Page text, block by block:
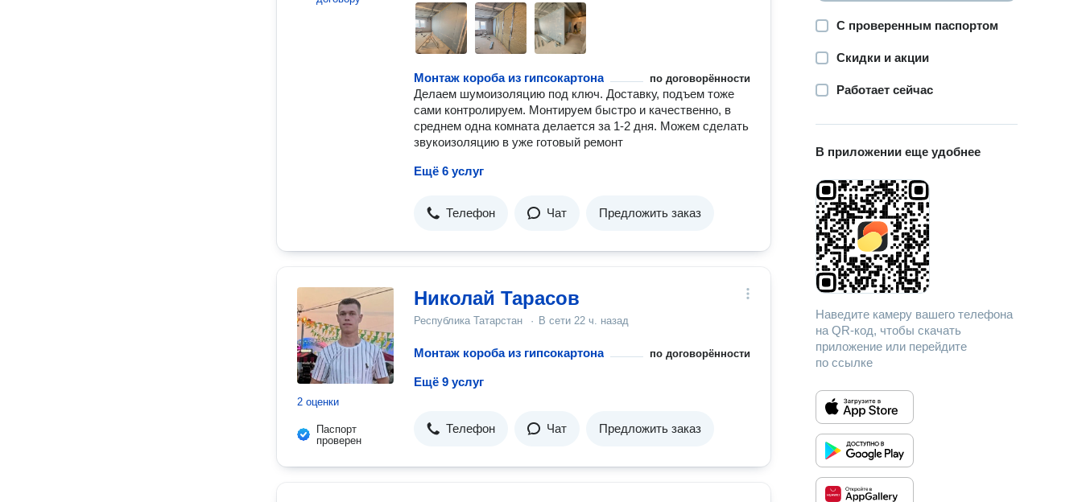
Монтаж короба из гипсокартона по договорённости
Делаем шумоизоляцию под ключ. Доставку, подъем тоже
сами контролируем. Монтируем быстро и качественно, в
среднем одна комната делается за 1-2 дня. Можем сделать
звукоизоляцию в уже готовый ремонт
Ещё 6 услуг
Телефон Чат Предложить заказ
2 оценки
Паспорт
проверен
Николай Тарасов
Республика Татарстан · В сети 22 ч. назад
Монтаж короба из гипсокартона по договорённости
Ещё 9 услуг
Телефон Чат Предложить заказ
С проверенным паспортом
Скидки и акции
Работает сейчас
В приложении еще удобнее
Наведите камеру вашего телефона
на QR-код, чтобы скачать
приложение или перейдите
по ссылке